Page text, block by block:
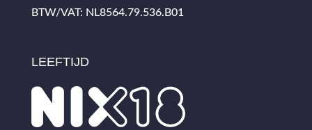
BTW/VAT: NL8564.79.536.B01
LEEFTIJD